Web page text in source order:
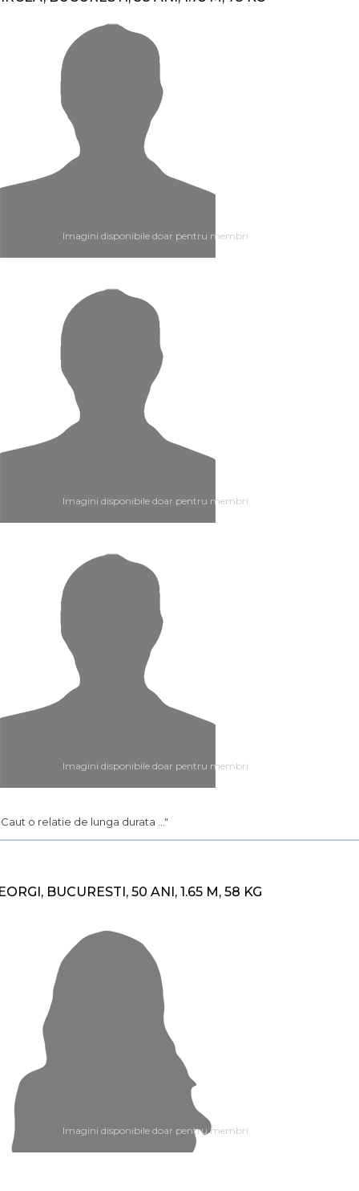
Imagini disponibile doar pentru membri
Imagini disponibile doar pentru membri
Imagini disponibile doar pentru membri
Caut o relatie de lunga durata ..."
BUCURESTI, 50 ANI, 1.65 M, 58 KG
Imagini disponibile doar pentru membri